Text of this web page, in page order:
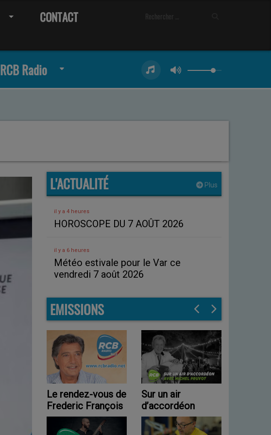
CONTACT
RCB Radio
Plus
L'ACTUALITÉ
il y a 4 heures
HOROSCOPE DU 7 AOÛT 2026
il y a 6 heures
Météo estivale pour le Var ce
vendredi 7 août 2026
EMISSIONS
Sur un air
d’accordéon
RCB 80